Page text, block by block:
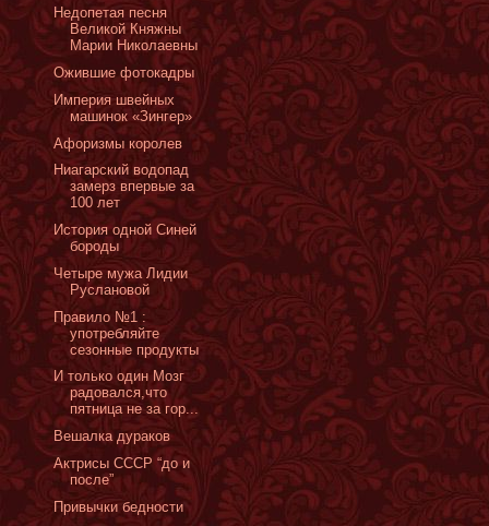
Недопетая песня
Великой Княжны
Марии Николаевны
Ожившие фотокадры
Империя швейных
машинок «Зингер»
Афоризмы королев
Ниагарский водопад
замерз впервые за
100 лет
История одной Синей
бороды
Четыре мужа Лидии
Руслановой
Правило №1 :
употребляйте
сезонные продукты
И только один Мозг
радовался,что
пятница не за гор...
Вешалка дураков
Актрисы СССР “до и
после”
Привычки бедности